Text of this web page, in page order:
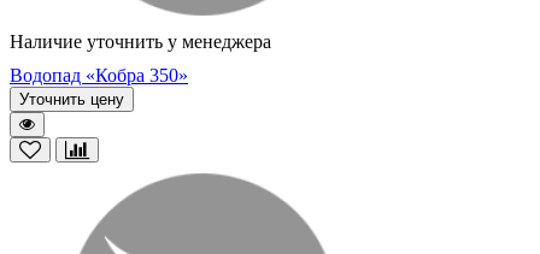
Наличие уточнить у менеджера
Водопад «Кобра 350»
Уточнить цену